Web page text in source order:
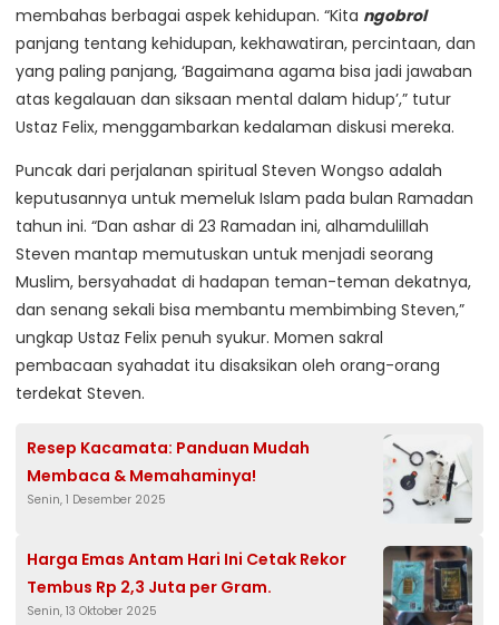
membahas berbagai aspek kehidupan. “Kita ngobrol
panjang tentang kehidupan, kekhawatiran, percintaan, dan
yang paling panjang, ‘Bagaimana agama bisa jadi jawaban
atas kegalauan dan siksaan mental dalam hidup’,” tutur
Ustaz Felix, menggambarkan kedalaman diskusi mereka.
Puncak dari perjalanan spiritual Steven Wongso adalah
keputusannya untuk memeluk Islam pada bulan Ramadan
tahun ini. “Dan ashar di 23 Ramadan ini, alhamdulillah
Steven mantap memutuskan untuk menjadi seorang
Muslim, bersyahadat di hadapan teman-teman dekatnya,
dan senang sekali bisa membantu membimbing Steven,”
ungkap Ustaz Felix penuh syukur. Momen sakral
pembacaan syahadat itu disaksikan oleh orang-orang
terdekat Steven.
Resep Kacamata: Panduan Mudah
Membaca & Memahaminya!
Senin, 1 Desember 2025
Harga Emas Antam Hari Ini Cetak Rekor
Tembus Rp 2,3 Juta per Gram.
Senin, 13 Oktober 2025